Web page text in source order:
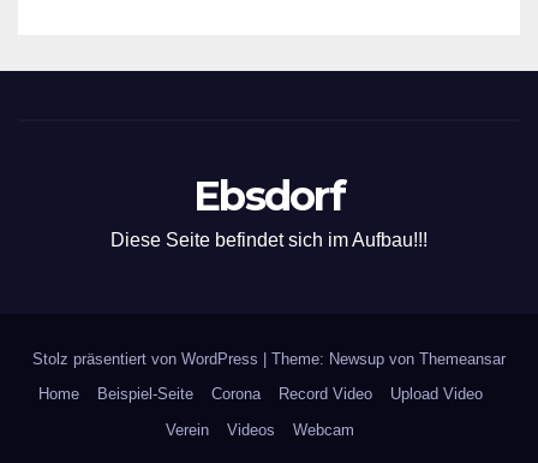
Ebsdorf
Diese Seite befindet sich im Aufbau!!!
Stolz präsentiert von WordPress Theme: Newsup von Themeansar
Home
Beispiel-Seite Corona Record Video
Upload Video
Verein
Videos Webcam